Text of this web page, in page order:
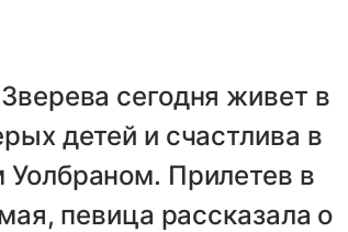
сегодня живет в
детей и счастлива в
Прилетев в
певица рассказала о